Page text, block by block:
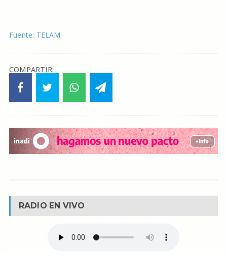
Fuente: TELAM
COMPARTIR:
RADIO EN VIVO